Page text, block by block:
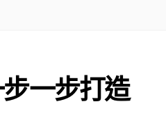
一步打造